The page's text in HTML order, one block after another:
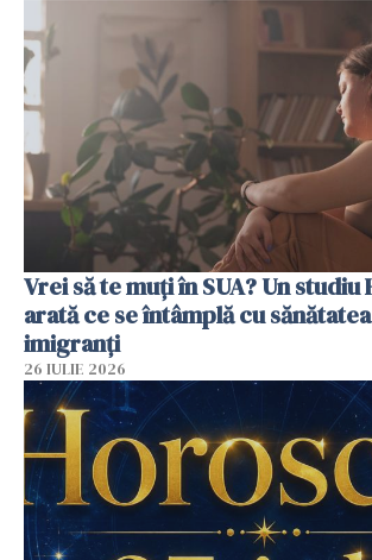
Vrei să te muți în SUA? Un
arată ce se întâmplă cu
imigranți
26 IULIE 2026